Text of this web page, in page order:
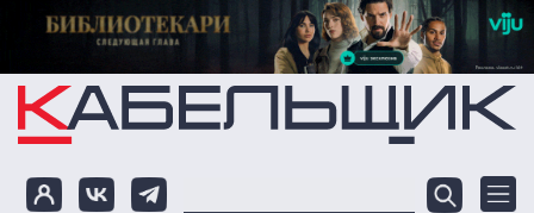
Перейти к основному содержанию